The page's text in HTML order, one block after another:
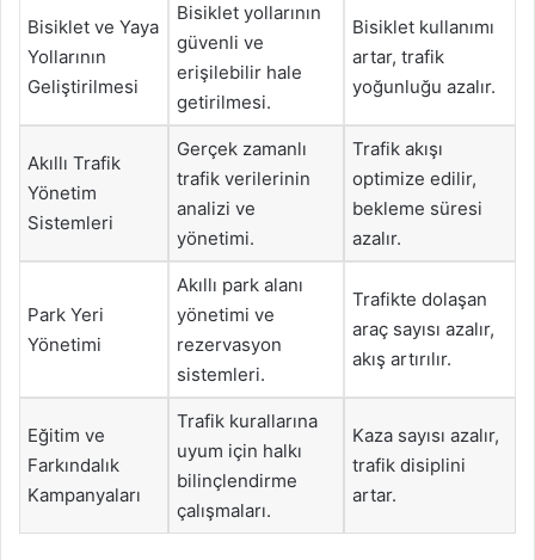
Bisiklet ve Yaya
Yollarının
Geliştirilmesi
Bisiklet yollarının
güvenli ve
erişilebilir hale
getirilmesi.
Bisiklet kullanımı
artar, trafik
yoğunluğu azalır.
Akıllı Trafik
Yönetim
Sistemleri
Gerçek zamanlı
trafik verilerinin
analizi ve
yönetimi.
Trafik akışı
optimize edilir,
bekleme süresi
azalır.
Park Yeri
Yönetimi
Akıllı park alanı
yönetimi ve
rezervasyon
sistemleri.
Trafikte dolaşan
araç sayısı azalır,
akış artırılır.
Eğitim ve
Farkındalık
Kampanyaları
Trafik kurallarına
uyum için halkı
bilinçlendirme
çalışmaları.
Kaza sayısı azalır,
trafik disiplini
artar.